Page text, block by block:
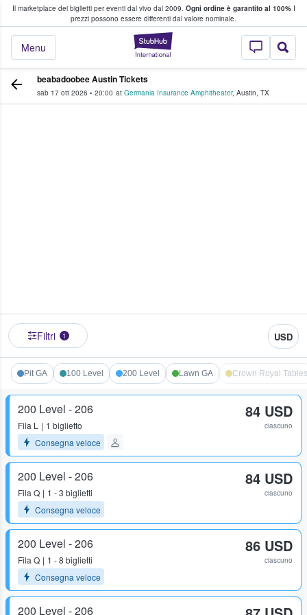
Il marketplace dei biglietti per eventi dal vivo dal 2009. Ogni ordine è garantito al 100%I
prezzi possono essere differenti dal valore nominale.
StubHub - Dove
Menu
fan comprano e vendono biglietti
beabadoobee Austin Tickets
sab 17 ott 2026 • 20:00 at Germania Insurance Amphitheater, Austin, TX
Filtri 1 USD
Pit GA 100 Level 200 Level Lawn GA Crown Royal Tables
200 Level - 206
Fila L
1 biglietto
Consegna veloce
84 USD
ciascuno
200 Level - 206
Fila Q
1 - 3 biglietti
Consegna veloce
84 USD
ciascuno
200 Level - 206
Fila Q
1 - 8 biglietti
Consegna veloce
86 USD
ciascuno
200 Level - 206